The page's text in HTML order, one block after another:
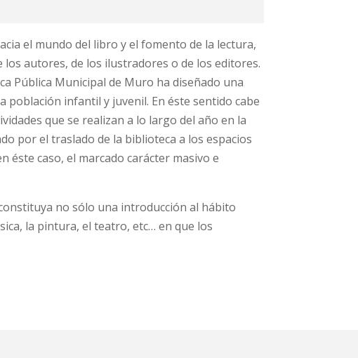
el mundo del libro y el fomento de la lectura,
autores, de los ilustradores o de los editores.
Pública Municipal de Muro ha diseñado una
población infantil y juvenil. En éste sentido cabe
que se realizan a lo largo del año en la
por el traslado de la biblioteca a los espacios
éste caso, el marcado carácter masivo e
no sólo una introducción al hábito
la pintura, el teatro, etc… en que los